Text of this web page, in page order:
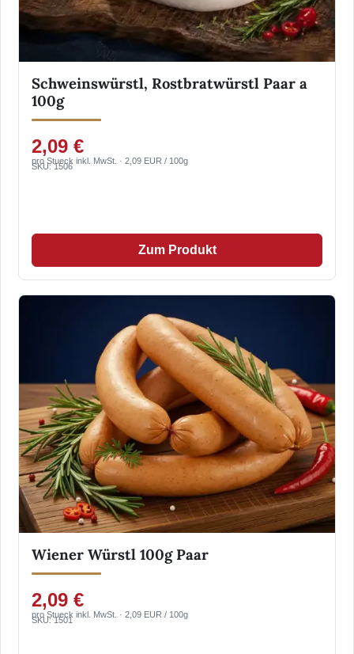
Schweinswürstl, Rostbratwürstl Paar a
100g
2,09 €
pro Stueck inkl. MwSt. · 2,09 EUR / 100g
SKU: 1506
Zum Produkt
Wiener Würstl 100g Paar
2,09 €
pro Stueck inkl. MwSt. · 2,09 EUR / 100g
SKU: 1501